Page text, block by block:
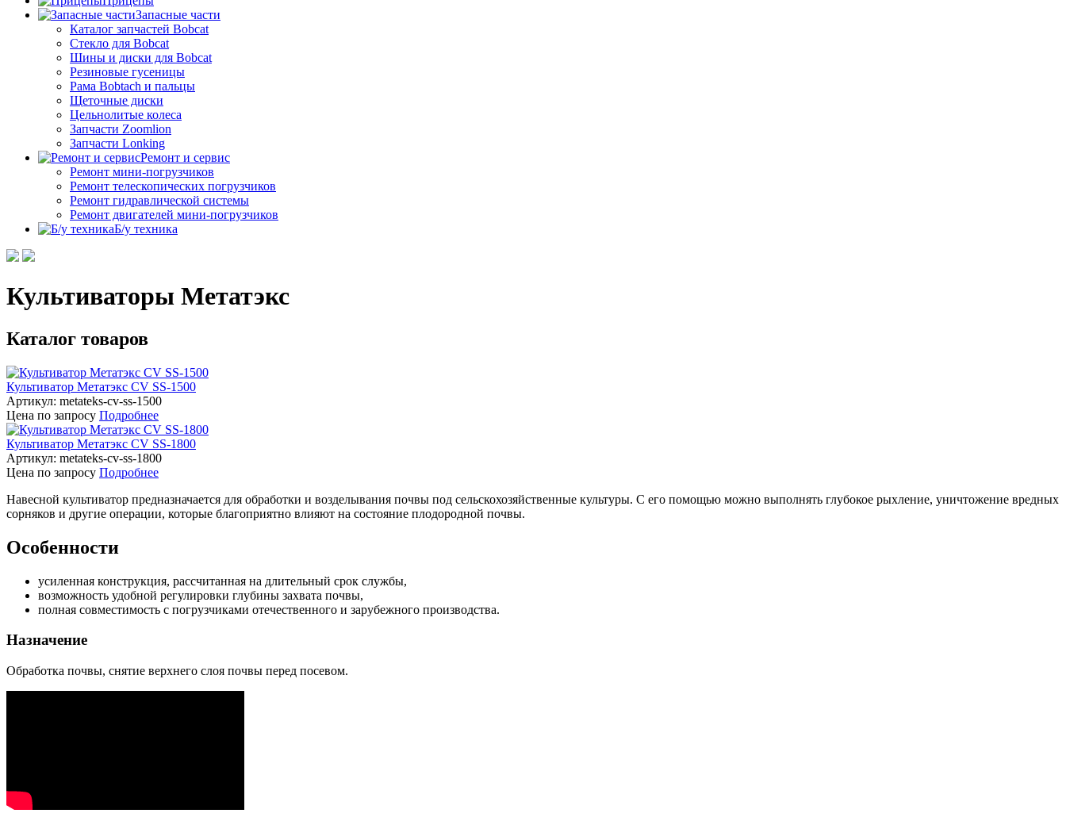
Запасные части
Каталог запчастей Bobcat
Стекло для Bobcat
Шины и диски для Bobcat
Резиновые гусеницы
Рама Bobtach и пальцы
Щеточные диски
Цельнолитые колеса
Запчасти Zoomlion
Запчасти Lonking
Ремонт и сервис
Ремонт мини-погрузчиков
Ремонт телескопических погрузчиков
Ремонт гидравлической системы
Ремонт двигателей мини-погрузчиков
Б/у техника
Культиваторы Метатэкс
Каталог товаров
Культиватор Метатэкс CV SS-1500
Артикул: metateks-cv-ss-1500
Цена по запросу Подробнее
Культиватор Метатэкс CV SS-1800
Артикул: metateks-cv-ss-1800
Цена по запросу Подробнее
Навесной культиватор предназначается для обработки и возделывания почвы под сельскохозяйственные культуры. С его помощью можно выполнять глубокое рыхление, уничтожение вредных
сорняков и другие операции, которые благоприятно влияют на состояние плодородной почвы.
Особенности
усиленная конструкция, рассчитанная на длительный срок службы,
возможность удобной регулировки глубины захвата почвы,
полная совместимость с погрузчиками отечественного и зарубежного производства.
Назначение
Обработка почвы, снятие верхнего слоя почвы перед посевом.